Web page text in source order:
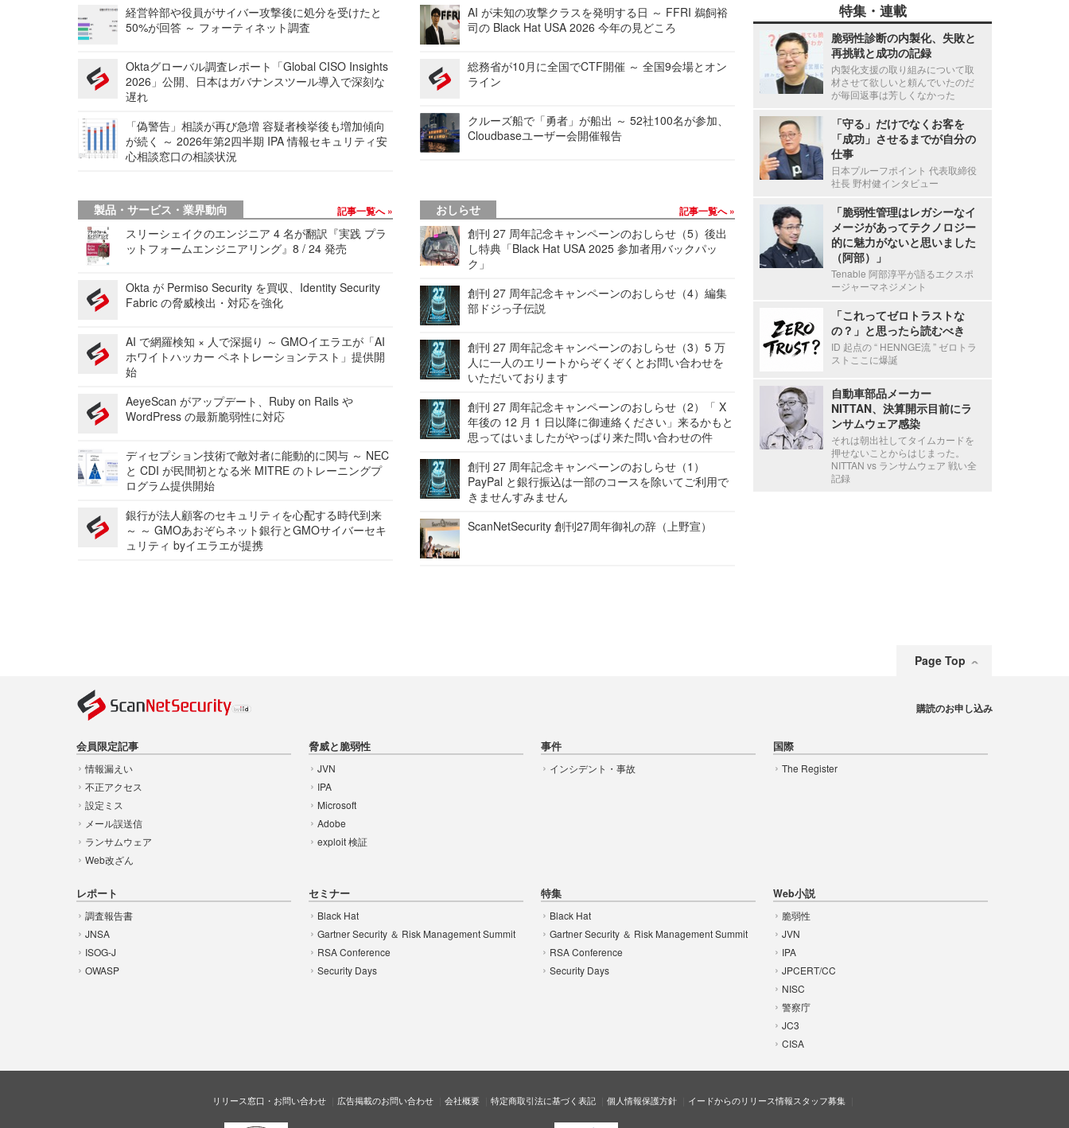
経営幹部や役員がサイバー攻撃後に処分を受けたと
50%が回答 ～ フォーティネット調査
Oktaグローバル調査レポート「Global CISO Insights
2026」公開、日本はガバナンスツール導入で深刻な
遅れ
「偽警告」相談が再び急増 容疑者検挙後も増加傾向
が続く ～ 2026年第2四半期 IPA 情報セキュリティ安
心相談窓口の相談状況
AI が未知の攻撃クラスを発明する日 ～ FFRI 鵜飼裕
司の Black Hat USA 2026 今年の見どころ
総務省が10月に全国でCTF開催 ～ 全国9会場とオン
ライン
クルーズ船で「勇者」が船出 ～ 52社100名が参加、
Cloudbaseユーザー会開催報告
製品・サービス・業界動向 記事一覧へ
スリーシェイクのエンジニア 4 名が翻訳『実践 プラ
ットフォームエンジニアリング』8 / 24 発売
Okta が Permiso Security を買収、Identity Security
Fabric の脅威検出・対応を強化
AI で網羅検知 × 人で深掘り ～ GMOイエラエが「AI
ホワイトハッカー ペネトレーションテスト」提供開
始
AeyeScan がアップデート、Ruby on Rails や
WordPress の最新脆弱性に対応
ディセプション技術で敵対者に能動的に関与 ～ NEC
と CDI が民間初となる米 MITRE のトレーニングプ
ログラム提供開始
銀行が法人顧客のセキュリティを心配する時代到来
～ ～ GMOあおぞらネット銀行とGMOサイバーセキ
ュリティ byイエラエが提携
おしらせ 記事一覧へ
創刊 27 周年記念キャンペーンのおしらせ（5）後出
し特典「Black Hat USA 2025 参加者用バックパッ
ク」
創刊 27 周年記念キャンペーンのおしらせ（4）編集
部ドジっ子伝説
創刊 27 周年記念キャンペーンのおしらせ（3）5 万
人に一人のエリートからぞくぞくとお問い合わせを
いただいております
創刊 27 周年記念キャンペーンのおしらせ（2）「 X
年後の 12 月 1 日以降に御連絡ください」来るかもと
思ってはいましたがやっぱり来た問い合わせの件
創刊 27 周年記念キャンペーンのおしらせ（1）
PayPal と銀行振込は一部のコースを除いてご利用で
きませんすみません
ScanNetSecurity 創刊27周年御礼の辞（上野宣）
特集・連載
脆弱性診断の内製化、失敗と
再挑戦と成功の記録
内製化支援の取り組みについて取
材させて欲しいと頼んでいたのだ
が毎回返事は芳しくなかった
「守る」だけでなくお客を
「成功」させるまでが自分の
仕事
日本プルーフポイント 代表取締役
社長 野村健インタビュー
「脆弱性管理はレガシーなイ
メージがあってテクノロジー
的に魅力がないと思いました
（阿部）」
Tenable 阿部淳平が語るエクスポ
ージャーマネジメント
「これってゼロトラストな
の？」と思ったら読むべき
ID 起点の “ HENNGE流 ” ゼロトラ
ストここに爆誕
自動車部品メーカー
NITTAN、決算開示目前にラ
ンサムウェア感染
それは朝出社してタイムカードを
押せないことからはじまった。
NITTAN vs ランサムウェア 戦い全
記録
Page Top
会員限定記事
情報漏えい
不正アクセス
設定ミス
メール誤送信
ランサムウェア
Web改ざん
脅威と脆弱性
JVN
IPA
Microsoft
Adobe
exploit 検証
事件
インシデント・事故
国際
The Register
レポート
調査報告書
JNSA
ISOG-J
OWASP
セミナー
Black Hat
Gartner Security ＆ Risk Management Summit
RSA Conference
Security Days
特集
Black Hat
Gartner Security ＆ Risk Management Summit
RSA Conference
Security Days
Web小説
脆弱性
JVN
IPA
JPCERT/CC
NISC
警察庁
JC3
CISA
購読のお申し込み
リリース窓口・お問い合わせ 広告掲載のお問い合わせ 会社概要 特定商取引法に基づく表記 個人情報保護方針 イードからのリリース情報スタッフ募集